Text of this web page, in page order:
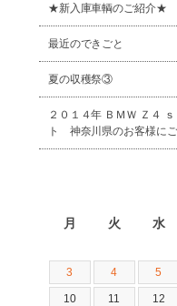
★新入庫車輌のご紹介★
最近のできごと
夏の収穫祭③
２０１４年 ＢＭＷ Ｚ４
ト 神奈川県のお客様に
月 火 水
3 4 5
10 11 12